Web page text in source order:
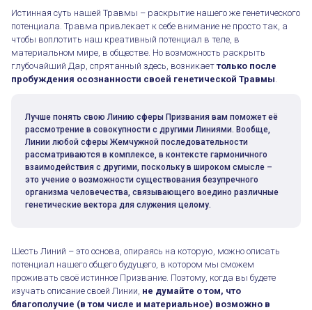
Истинная суть нашей Травмы – раскрытие нашего же генетического
потенциала. Травма привлекает к себе внимание не просто так, а
чтобы воплотить наш креативный потенциал в теле, в
материальном мире, в обществе. Но возможность раскрыть
глубочайший Дар, спрятанный здесь, возникаеттолько после
пробуждения осознанности своей генетической Травмы
Лучше понять свою Линию сферы Призвания вам поможет её
рассмотрение в совокупности с другими Линиями. Вообще,
Линии любой сферы Жемчужной последовательности
рассматриваются в комплексе, в контексте гармоничного
взаимодействия с другими, поскольку в широком смысле –
это учение о возможности существования безупречного
организма человечества, связывающего воедино различные
генетические вектора для служения целому.
Шесть Линий – это основа, опираясь на которую, можно описать
потенциал нашего общего будущего, в котором мы сможем
проживать своё истинное Призвание. Поэтому, когда вы будете
изучать описание своей Линии, не думайте о том, что
благополучие (в том числе и материальное) возможно в